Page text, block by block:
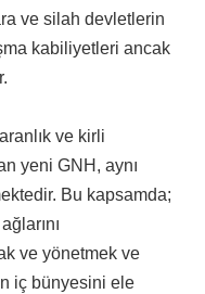
ve silah devletlerin
kabiliyetleri ancak
ve kirli
yeni GNH, aynı
Bu kapsamda;
ve yönetmek ve
iç bünyesini ele